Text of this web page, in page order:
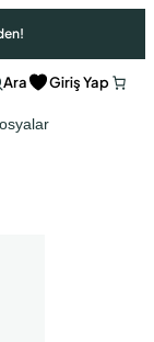
Ara Giriş Yap